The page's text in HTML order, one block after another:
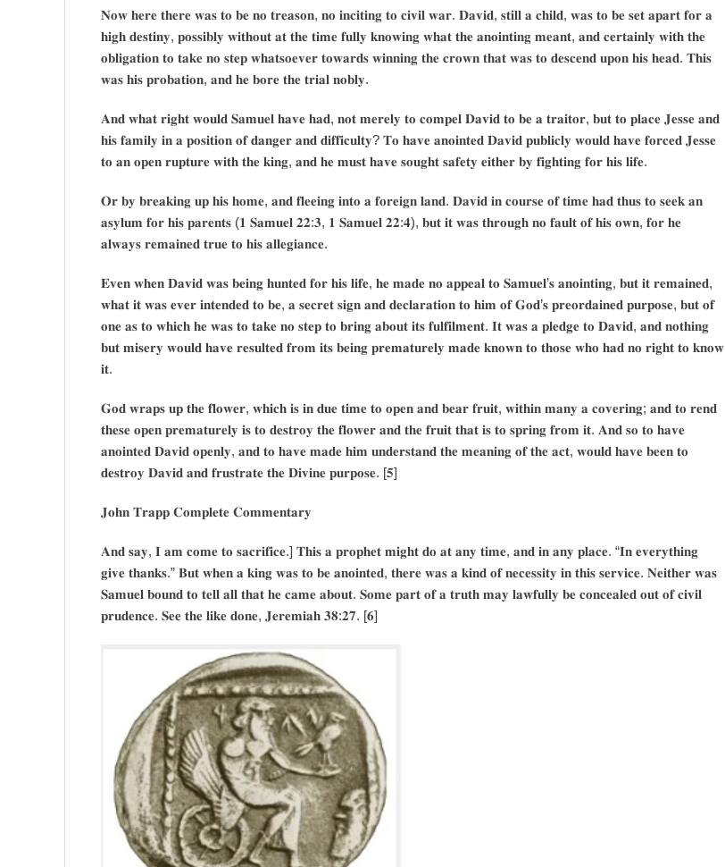
𝐍𝐨𝐰 𝐡𝐞𝐫𝐞 𝐭𝐡𝐞𝐫𝐞 𝐰𝐚𝐬 𝐭𝐨 𝐛𝐞 𝐧𝐨 𝐭𝐫𝐞𝐚𝐬𝐨𝐧, 𝐧𝐨 𝐢𝐧𝐜𝐢𝐭𝐢𝐧𝐠 𝐭𝐨 𝐜𝐢𝐯𝐢𝐥 𝐰𝐚𝐫. 𝐃𝐚𝐯𝐢𝐝, 𝐬𝐭𝐢𝐥𝐥 𝐚 𝐜𝐡𝐢𝐥𝐝, 𝐰𝐚𝐬 𝐭𝐨 𝐛𝐞 𝐬𝐞𝐭 𝐚𝐩𝐚𝐫𝐭 𝐟𝐨𝐫 𝐚
𝐡𝐢𝐠𝐡 𝐝𝐞𝐬𝐭𝐢𝐧𝐲, 𝐩𝐨𝐬𝐬𝐢𝐛𝐥𝐲 𝐰𝐢𝐭𝐡𝐨𝐮𝐭 𝐚𝐭 𝐭𝐡𝐞 𝐭𝐢𝐦𝐞 𝐟𝐮𝐥𝐥𝐲 𝐤𝐧𝐨𝐰𝐢𝐧𝐠 𝐰𝐡𝐚𝐭 𝐭𝐡𝐞 𝐚𝐧𝐨𝐢𝐧𝐭𝐢𝐧𝐠 𝐦𝐞𝐚𝐧𝐭, 𝐚𝐧𝐝 𝐜𝐞𝐫𝐭𝐚𝐢𝐧𝐥𝐲 𝐰𝐢𝐭𝐡 𝐭𝐡𝐞
𝐨𝐛𝐥𝐢𝐠𝐚𝐭𝐢𝐨𝐧 𝐭𝐨 𝐭𝐚𝐤𝐞 𝐧𝐨 𝐬𝐭𝐞𝐩 𝐰𝐡𝐚𝐭𝐬𝐨𝐞𝐯𝐞𝐫 𝐭𝐨𝐰𝐚𝐫𝐝𝐬 𝐰𝐢𝐧𝐧𝐢𝐧𝐠 𝐭𝐡𝐞 𝐜𝐫𝐨𝐰𝐧 𝐭𝐡𝐚𝐭 𝐰𝐚𝐬 𝐭𝐨 𝐝𝐞𝐬𝐜𝐞𝐧𝐝 𝐮𝐩𝐨𝐧 𝐡𝐢𝐬 𝐡𝐞𝐚𝐝. 𝐓𝐡𝐢𝐬
𝐰𝐚𝐬 𝐡𝐢𝐬 𝐩𝐫𝐨𝐛𝐚𝐭𝐢𝐨𝐧, 𝐚𝐧𝐝 𝐡𝐞 𝐛𝐨𝐫𝐞 𝐭𝐡𝐞 𝐭𝐫𝐢𝐚𝐥 𝐧𝐨𝐛𝐥𝐲.
𝐀𝐧𝐝 𝐰𝐡𝐚𝐭 𝐫𝐢𝐠𝐡𝐭 𝐰𝐨𝐮𝐥𝐝 𝐒𝐚𝐦𝐮𝐞𝐥 𝐡𝐚𝐯𝐞 𝐡𝐚𝐝, 𝐧𝐨𝐭 𝐦𝐞𝐫𝐞𝐥𝐲 𝐭𝐨 𝐜𝐨𝐦𝐩𝐞𝐥 𝐃𝐚𝐯𝐢𝐝 𝐭𝐨 𝐛𝐞 𝐚 𝐭𝐫𝐚𝐢𝐭𝐨𝐫, 𝐛𝐮𝐭 𝐭𝐨 𝐩𝐥𝐚𝐜𝐞 𝐉𝐞𝐬𝐬𝐞 𝐚𝐧𝐝
𝐡𝐢𝐬 𝐟𝐚𝐦𝐢𝐥𝐲 𝐢𝐧 𝐚 𝐩𝐨𝐬𝐢𝐭𝐢𝐨𝐧 𝐨𝐟 𝐝𝐚𝐧𝐠𝐞𝐫 𝐚𝐧𝐝 𝐝𝐢𝐟𝐟𝐢𝐜𝐮𝐥𝐭𝐲? 𝐓𝐨 𝐡𝐚𝐯𝐞 𝐚𝐧𝐨𝐢𝐧𝐭𝐞𝐝 𝐃𝐚𝐯𝐢𝐝 𝐩𝐮𝐛𝐥𝐢𝐜𝐥𝐲 𝐰𝐨𝐮𝐥𝐝 𝐡𝐚𝐯𝐞 𝐟𝐨𝐫𝐜𝐞𝐝 𝐉𝐞𝐬𝐬𝐞
𝐭𝐨 𝐚𝐧 𝐨𝐩𝐞𝐧 𝐫𝐮𝐩𝐭𝐮𝐫𝐞 𝐰𝐢𝐭𝐡 𝐭𝐡𝐞 𝐤𝐢𝐧𝐠, 𝐚𝐧𝐝 𝐡𝐞 𝐦𝐮𝐬𝐭 𝐡𝐚𝐯𝐞 𝐬𝐨𝐮𝐠𝐡𝐭 𝐬𝐚𝐟𝐞𝐭𝐲 𝐞𝐢𝐭𝐡𝐞𝐫 𝐛𝐲 𝐟𝐢𝐠𝐡𝐭𝐢𝐧𝐠 𝐟𝐨𝐫 𝐡𝐢𝐬 𝐥𝐢𝐟𝐞.
𝐎𝐫 𝐛𝐲 𝐛𝐫𝐞𝐚𝐤𝐢𝐧𝐠 𝐮𝐩 𝐡𝐢𝐬 𝐡𝐨𝐦𝐞, 𝐚𝐧𝐝 𝐟𝐥𝐞𝐞𝐢𝐧𝐠 𝐢𝐧𝐭𝐨 𝐚 𝐟𝐨𝐫𝐞𝐢𝐠𝐧 𝐥𝐚𝐧𝐝. 𝐃𝐚𝐯𝐢𝐝 𝐢𝐧 𝐜𝐨𝐮𝐫𝐬𝐞 𝐨𝐟 𝐭𝐢𝐦𝐞 𝐡𝐚𝐝 𝐭𝐡𝐮𝐬 𝐭𝐨 𝐬𝐞𝐞𝐤 𝐚𝐧
𝐚𝐬𝐲𝐥𝐮𝐦 𝐟𝐨𝐫 𝐡𝐢𝐬 𝐩𝐚𝐫𝐞𝐧𝐭𝐬 (𝟏 𝐒𝐚𝐦𝐮𝐞𝐥 𝟐𝟐:𝟑, 𝟏 𝐒𝐚𝐦𝐮𝐞𝐥 𝟐𝟐:𝟒), 𝐛𝐮𝐭 𝐢𝐭 𝐰𝐚𝐬 𝐭𝐡𝐫𝐨𝐮𝐠𝐡 𝐧𝐨 𝐟𝐚𝐮𝐥𝐭 𝐨𝐟 𝐡𝐢𝐬 𝐨𝐰𝐧, 𝐟𝐨𝐫 𝐡𝐞
𝐚𝐥𝐰𝐚𝐲𝐬 𝐫𝐞𝐦𝐚𝐢𝐧𝐞𝐝 𝐭𝐫𝐮𝐞 𝐭𝐨 𝐡𝐢𝐬 𝐚𝐥𝐥𝐞𝐠𝐢𝐚𝐧𝐜𝐞.
𝐄𝐯𝐞𝐧 𝐰𝐡𝐞𝐧 𝐃𝐚𝐯𝐢𝐝 𝐰𝐚𝐬 𝐛𝐞𝐢𝐧𝐠 𝐡𝐮𝐧𝐭𝐞𝐝 𝐟𝐨𝐫 𝐡𝐢𝐬 𝐥𝐢𝐟𝐞, 𝐡𝐞 𝐦𝐚𝐝𝐞 𝐧𝐨 𝐚𝐩𝐩𝐞𝐚𝐥 𝐭𝐨 𝐒𝐚𝐦𝐮𝐞𝐥’𝐬 𝐚𝐧𝐨𝐢𝐧𝐭𝐢𝐧𝐠, 𝐛𝐮𝐭 𝐢𝐭 𝐫𝐞𝐦𝐚𝐢𝐧𝐞𝐝,
𝐰𝐡𝐚𝐭 𝐢𝐭 𝐰𝐚𝐬 𝐞𝐯𝐞𝐫 𝐢𝐧𝐭𝐞𝐧𝐝𝐞𝐝 𝐭𝐨 𝐛𝐞, 𝐚 𝐬𝐞𝐜𝐫𝐞𝐭 𝐬𝐢𝐠𝐧 𝐚𝐧𝐝 𝐝𝐞𝐜𝐥𝐚𝐫𝐚𝐭𝐢𝐨𝐧 𝐭𝐨 𝐡𝐢𝐦 𝐨𝐟 𝐆𝐨𝐝’𝐬 𝐩𝐫𝐞𝐨𝐫𝐝𝐚𝐢𝐧𝐞𝐝 𝐩𝐮𝐫𝐩𝐨𝐬𝐞, 𝐛𝐮𝐭 𝐨𝐟
𝐨𝐧𝐞 𝐚𝐬 𝐭𝐨 𝐰𝐡𝐢𝐜𝐡 𝐡𝐞 𝐰𝐚𝐬 𝐭𝐨 𝐭𝐚𝐤𝐞 𝐧𝐨 𝐬𝐭𝐞𝐩 𝐭𝐨 𝐛𝐫𝐢𝐧𝐠 𝐚𝐛𝐨𝐮𝐭 𝐢𝐭𝐬 𝐟𝐮𝐥𝐟𝐢𝐥𝐦𝐞𝐧𝐭. 𝐈𝐭 𝐰𝐚𝐬 𝐚 𝐩𝐥𝐞𝐝𝐠𝐞 𝐭𝐨 𝐃𝐚𝐯𝐢𝐝, 𝐚𝐧𝐝 𝐧𝐨𝐭𝐡𝐢𝐧𝐠
𝐛𝐮𝐭 𝐦𝐢𝐬𝐞𝐫𝐲 𝐰𝐨𝐮𝐥𝐝 𝐡𝐚𝐯𝐞 𝐫𝐞𝐬𝐮𝐥𝐭𝐞𝐝 𝐟𝐫𝐨𝐦 𝐢𝐭𝐬 𝐛𝐞𝐢𝐧𝐠 𝐩𝐫𝐞𝐦𝐚𝐭𝐮𝐫𝐞𝐥𝐲 𝐦𝐚𝐝𝐞 𝐤𝐧𝐨𝐰𝐧 𝐭𝐨 𝐭𝐡𝐨𝐬𝐞 𝐰𝐡𝐨 𝐡𝐚𝐝 𝐧𝐨 𝐫𝐢𝐠𝐡𝐭 𝐭𝐨 𝐤𝐧𝐨𝐰
𝐢𝐭.
𝐆𝐨𝐝 𝐰𝐫𝐚𝐩𝐬 𝐮𝐩 𝐭𝐡𝐞 𝐟𝐥𝐨𝐰𝐞𝐫, 𝐰𝐡𝐢𝐜𝐡 𝐢𝐬 𝐢𝐧 𝐝𝐮𝐞 𝐭𝐢𝐦𝐞 𝐭𝐨 𝐨𝐩𝐞𝐧 𝐚𝐧𝐝 𝐛𝐞𝐚𝐫 𝐟𝐫𝐮𝐢𝐭, 𝐰𝐢𝐭𝐡𝐢𝐧 𝐦𝐚𝐧𝐲 𝐚 𝐜𝐨𝐯𝐞𝐫𝐢𝐧𝐠; 𝐚𝐧𝐝 𝐭𝐨 𝐫𝐞𝐧𝐝
𝐭𝐡𝐞𝐬𝐞 𝐨𝐩𝐞𝐧 𝐩𝐫𝐞𝐦𝐚𝐭𝐮𝐫𝐞𝐥𝐲 𝐢𝐬 𝐭𝐨 𝐝𝐞𝐬𝐭𝐫𝐨𝐲 𝐭𝐡𝐞 𝐟𝐥𝐨𝐰𝐞𝐫 𝐚𝐧𝐝 𝐭𝐡𝐞 𝐟𝐫𝐮𝐢𝐭 𝐭𝐡𝐚𝐭 𝐢𝐬 𝐭𝐨 𝐬𝐩𝐫𝐢𝐧𝐠 𝐟𝐫𝐨𝐦 𝐢𝐭. 𝐀𝐧𝐝 𝐬𝐨 𝐭𝐨 𝐡𝐚𝐯𝐞
𝐚𝐧𝐨𝐢𝐧𝐭𝐞𝐝 𝐃𝐚𝐯𝐢𝐝 𝐨𝐩𝐞𝐧𝐥𝐲, 𝐚𝐧𝐝 𝐭𝐨 𝐡𝐚𝐯𝐞 𝐦𝐚𝐝𝐞 𝐡𝐢𝐦 𝐮𝐧𝐝𝐞𝐫𝐬𝐭𝐚𝐧𝐝 𝐭𝐡𝐞 𝐦𝐞𝐚𝐧𝐢𝐧𝐠 𝐨𝐟 𝐭𝐡𝐞 𝐚𝐜𝐭, 𝐰𝐨𝐮𝐥𝐝 𝐡𝐚𝐯𝐞 𝐛𝐞𝐞𝐧 𝐭𝐨
𝐝𝐞𝐬𝐭𝐫𝐨𝐲 𝐃𝐚𝐯𝐢𝐝 𝐚𝐧𝐝 𝐟𝐫𝐮𝐬𝐭𝐫𝐚𝐭𝐞 𝐭𝐡𝐞 𝐃𝐢𝐯𝐢𝐧𝐞 𝐩𝐮𝐫𝐩𝐨𝐬𝐞. [𝟓]
𝐉𝐨𝐡𝐧 𝐓𝐫𝐚𝐩𝐩 𝐂𝐨𝐦𝐩𝐥𝐞𝐭𝐞 𝐂𝐨𝐦𝐦𝐞𝐧𝐭𝐚𝐫𝐲
𝐀𝐧𝐝 𝐬𝐚𝐲, 𝐈 𝐚𝐦 𝐜𝐨𝐦𝐞 𝐭𝐨 𝐬𝐚𝐜𝐫𝐢𝐟𝐢𝐜𝐞.] 𝐓𝐡𝐢𝐬 𝐚 𝐩𝐫𝐨𝐩𝐡𝐞𝐭 𝐦𝐢𝐠𝐡𝐭 𝐝𝐨 𝐚𝐭 𝐚𝐧𝐲 𝐭𝐢𝐦𝐞, 𝐚𝐧𝐝 𝐢𝐧 𝐚𝐧𝐲 𝐩𝐥𝐚𝐜𝐞. “𝐈𝐧 𝐞𝐯𝐞𝐫𝐲𝐭𝐡𝐢𝐧𝐠
𝐠𝐢𝐯𝐞 𝐭𝐡𝐚𝐧𝐤𝐬.” 𝐁𝐮𝐭 𝐰𝐡𝐞𝐧 𝐚 𝐤𝐢𝐧𝐠 𝐰𝐚𝐬 𝐭𝐨 𝐛𝐞 𝐚𝐧𝐨𝐢𝐧𝐭𝐞𝐝, 𝐭𝐡𝐞𝐫𝐞 𝐰𝐚𝐬 𝐚 𝐤𝐢𝐧𝐝 𝐨𝐟 𝐧𝐞𝐜𝐞𝐬𝐬𝐢𝐭𝐲 𝐢𝐧 𝐭𝐡𝐢𝐬 𝐬𝐞𝐫𝐯𝐢𝐜𝐞. 𝐍𝐞𝐢𝐭𝐡𝐞𝐫 𝐰𝐚𝐬
𝐒𝐚𝐦𝐮𝐞𝐥 𝐛𝐨𝐮𝐧𝐝 𝐭𝐨 𝐭𝐞𝐥𝐥 𝐚𝐥𝐥 𝐭𝐡𝐚𝐭 𝐡𝐞 𝐜𝐚𝐦𝐞 𝐚𝐛𝐨𝐮𝐭. 𝐒𝐨𝐦𝐞 𝐩𝐚𝐫𝐭 𝐨𝐟 𝐚 𝐭𝐫𝐮𝐭𝐡 𝐦𝐚𝐲 𝐥𝐚𝐰𝐟𝐮𝐥𝐥𝐲 𝐛𝐞 𝐜𝐨𝐧𝐜𝐞𝐚𝐥𝐞𝐝 𝐨𝐮𝐭 𝐨𝐟 𝐜𝐢𝐯𝐢𝐥
𝐩𝐫𝐮𝐝𝐞𝐧𝐜𝐞. 𝐒𝐞𝐞 𝐭𝐡𝐞 𝐥𝐢𝐤𝐞 𝐝𝐨𝐧𝐞, 𝐉𝐞𝐫𝐞𝐦𝐢𝐚𝐡 𝟑𝟖:𝟐𝟕. [𝟔]